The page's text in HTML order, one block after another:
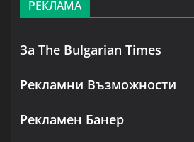
РЕКЛАМА
За The Bulgarian Times
Рекламни Възможности
Рекламен Банер